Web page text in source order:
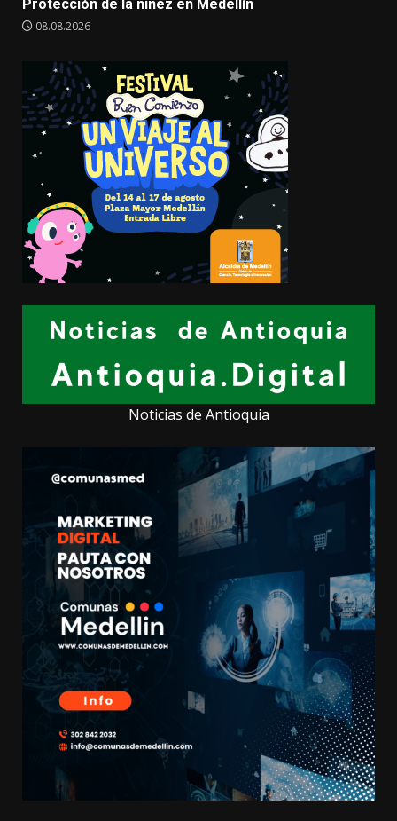
Protección de la niñez en Medellín
08.08.2026
Noticias de Antioquia